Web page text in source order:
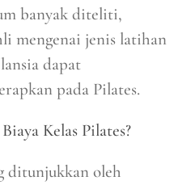
banyak diteliti,
mengenai jenis latihan
dapat
pada Pilates.
Kelas Pilates?
ditunjukkan oleh